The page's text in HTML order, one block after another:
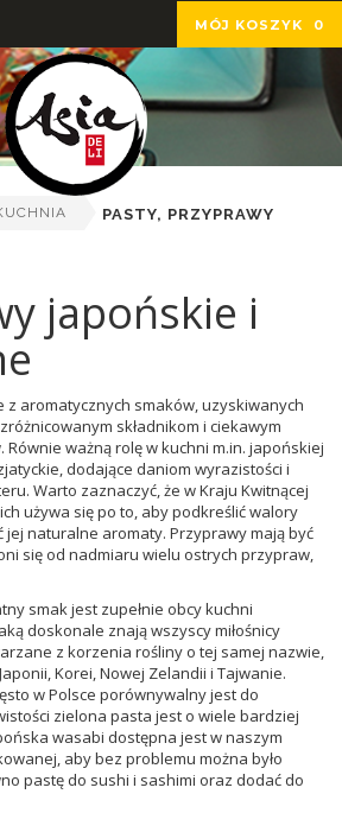
MÓJ KOSZYK 0
PASTY, PRZYPRAWY
japońskie i
z aromatycznych smaków, uzyskiwanych
składnikom i ciekawym
Równie ważną rolę w kuchni m.in. japońskiej
dodające daniom wyrazistości i
Warto zaznaczyć, że w Kraju Kwitnącej
używa się po to, aby podkreślić walory
naturalne aromaty. Przyprawy mają być
się od nadmiaru wielu ostrych przypraw,
smak jest zupełnie obcy kuchni
doskonale znają wszyscy miłośnicy
z korzenia rośliny o tej samej nazwie,
Korei, Nowej Zelandii i Tajwanie.
w Polsce porównywalny jest do
zielona pasta jest o wiele bardziej
wasabi dostępna jest w naszym
aby bez problemu można było
pastę do sushi i sashimi oraz dodać do